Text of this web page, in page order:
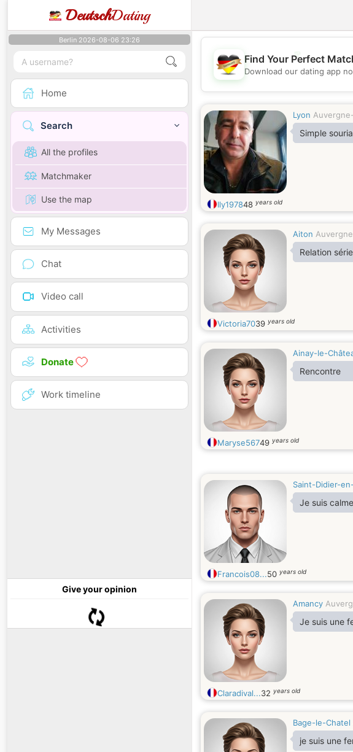
DeutschDating
Berlin 2026-08-06 23:26
Home
Search
All the profiles
Matchmaker
Use the map
My Messages
Chat
Video call
Activities
Donate
Work timeline
Give your opinion
Find Your Perfect
Download our dating app
Lyon
Simple
Ily197848 years old
Aiton
Relation
Victoria7039 years old
Ainay-le-
Rencontre
Maryse56749 years old
Saint-Didier-
Je suis
Francois08...50 years old
Amancy
Je suis une
Claradival...32 years old
Bage-le-Chatel
je suis une